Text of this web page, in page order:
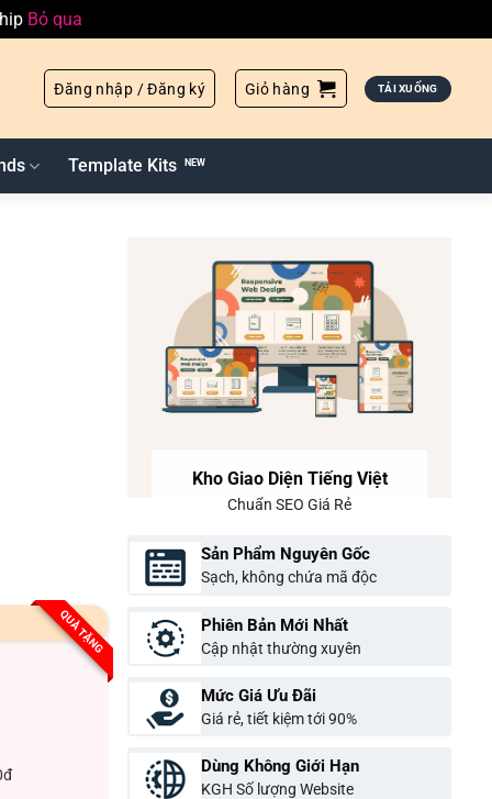
Bỏ qua
Đăng nhập / Đăng ký Giỏ hàng TẢI XUỐNG
Template Kits
QUÀ TẶNG
Kho Giao Diện Tiếng Việt
Chuẩn SEO Giá Rẻ
Sản Phẩm Nguyên Gốc
Sạch, không chứa mã độc
Phiên Bản Mới Nhất
Cập nhật thường xuyên
Mức Giá Ưu Đãi
Giá rẻ, tiết kiệm tới 90%
Dùng Không Giới Hạn
KGH Số lượng Website